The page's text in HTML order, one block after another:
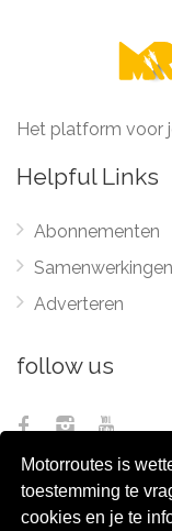
Motorroutes is
toestemming te
cookies en je te
Het platform voor
Helpful Links
Abonnementen
Samenwerkingen
Adverteren
follow us